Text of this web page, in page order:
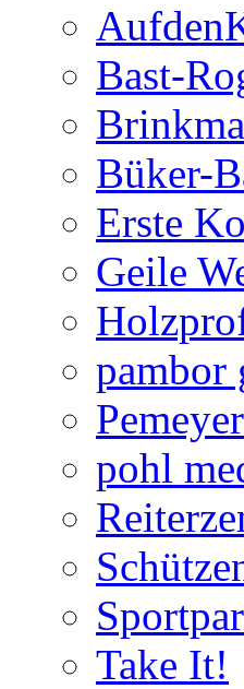
Bast-
Büker-
Erste
Geile
pambor
Pemeyer
pohl
Take It!